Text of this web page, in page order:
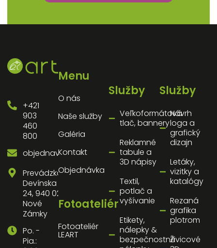
+421
903
460
800
objednavky@artnz.sk
Prevádzka:
Devínska
24, 940 02
Nové
Zámky
Po. -
Pia.:
Menu
O nás
Naše služby
Galéria
Kontakt
Objednávka
Fotoateliér
Fotoateliér
LEART
Služby
Veľkoformátová
tlač, bannery
Reklamné
tabule a
3D nápisy
Textil,
potlač a
vyšívanie
Etikety,
nálepky &
bezpečnostné
Služby
Návrh
loga a
grafický
dizajn
Letáky,
vizitky a
katalógy
Rezaná
grafika
plotrom
Živicové